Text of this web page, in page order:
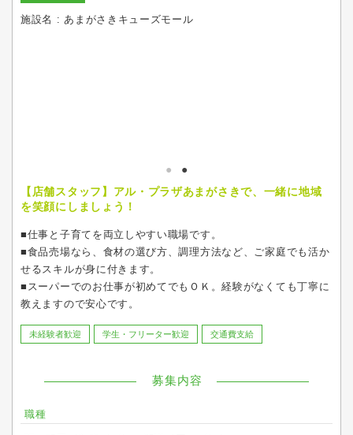
施設名 : あまがさきキューズモール
【店舗スタッフ】アル・プラザあまがさきで、一緒に地域
を笑顔にしましょう！
■仕事と子育てを両立しやすい職場です。
■食品売場なら、食材の選び方、調理方法など、ご家庭でも活か
せるスキルが身に付きます。
■スーパーでのお仕事が初めてでもＯＫ。経験がなくても丁寧に
教えますので安心です。
未経験者歓迎 学生・フリーター歓迎 交通費支給
募集内容
職種